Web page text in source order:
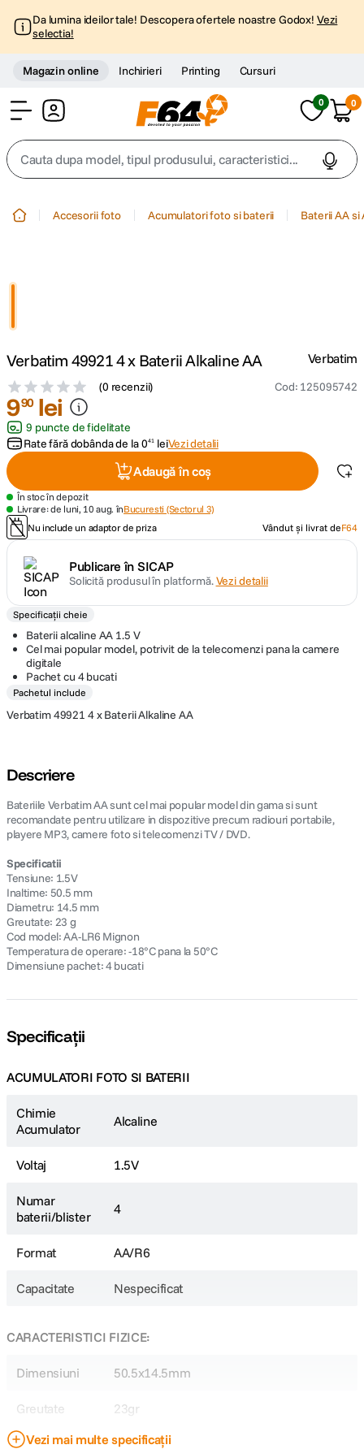
Da lumina ideilor tale! Descopera ofertele noastre Godox! Vezi
selectia!
Magazin online Inchirieri Printing Cursuri
0 0
Cauta dupa model, tipul produsului, caracteristici...
4. peak design
5 lavaliera
6 canon sx740 hs
card memorie
8. sony fx
10.
Accesorii foto Acumulatori foto si baterii Baterii AA si
Verbatim 49921 4 x Baterii Alkaline AA
(0 recenzii) Cod: 125095742
Verbatim
990 lei
9 puncte de fidelitate
Rate fără dobânda de la041 leiVezi detalii
Adaugă în coș
În stoc în depozit
Livrare: de luni, 10 aug. înBucuresti (Sectorul 3)
Nu include un adaptor de priza
Vândut și livrat deF64
Publicare în SICAP
Solicită produsul în platformă.Vezi detalii
Specificații cheie
Baterii alcaline AA 1.5 V
Cel mai popular model, potrivit de la telecomenzi pana la camere
digitale
Pachet cu 4 bucati
Pachetul include
Verbatim 49921 4 x Baterii Alkaline AA
Descriere
Bateriile Verbatim AA sunt cel mai popular model din gama si sunt
recomandate pentru utilizare in dispozitive precum radiouri portabile,
playere MP3, camere foto si telecomenzi TV / DVD.
Specificatii
Tensiune: 1.5V
Inaltime: 50.5 mm
Diametru: 14.5 mm
Greutate: 23 g
Cod model: AA-LR6 Mignon
Temperatura de operare: -18°C pana la 50°C
Dimensiune pachet: 4 bucati
Specificații
ACUMULATORI FOTO SI BATERII
Chimie
Acumulator
Alcaline
Voltaj 1.5V
Numar
baterii/blister
4
Format AA/R6
Capacitate Nespecificat
CARACTERISTICI FIZICE:
Dimensiuni 50.5x14.5mm
Greutate 23gr
Vezi mai multe specificații